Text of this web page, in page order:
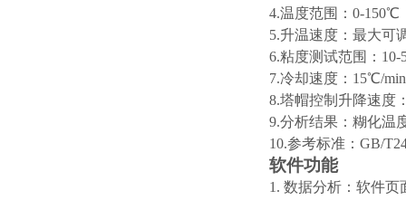
4.温度范围：0-150℃
5.升温速度：最大可
6.粘度测试范围：10-
7.冷却速度：15℃/min
8.塔帽控制升降速度
9.分析结果：糊化温
10.参考标准：GB/
软件功能
1. 数据分析：软件